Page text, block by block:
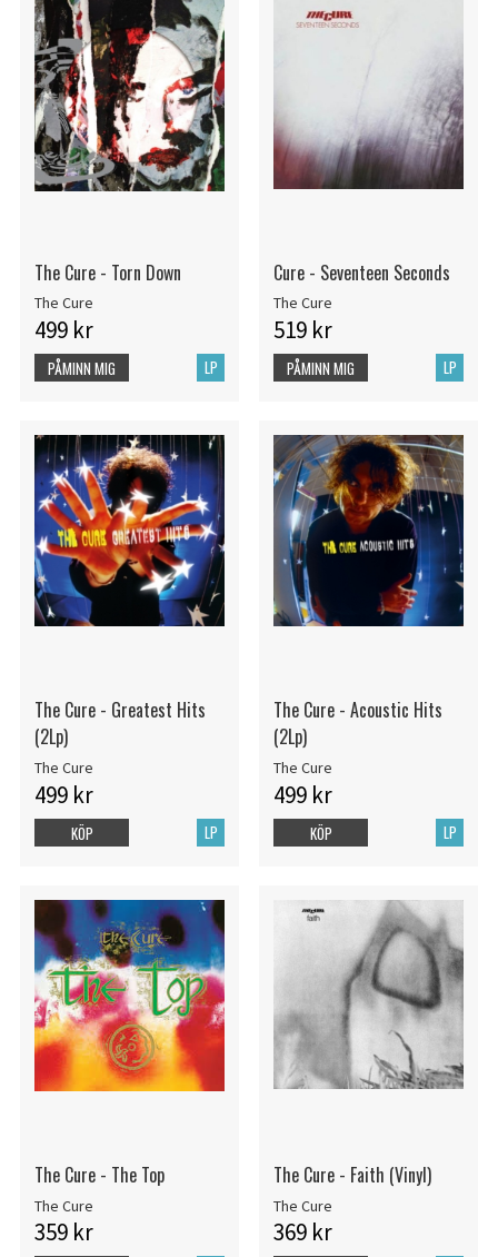
The Cure - Torn Down
The Cure
499 kr
LP
PÅMINN MIG
Cure - Seventeen Seconds
The Cure
519 kr
LP
PÅMINN MIG
The Cure - Greatest Hits
(2Lp)
The Cure
499 kr
LP
KÖP
The Cure - Acoustic Hits
(2Lp)
The Cure
499 kr
LP
KÖP
The Cure - The Top
The Cure
359 kr
The Cure - Faith (Vinyl)
The Cure
369 kr